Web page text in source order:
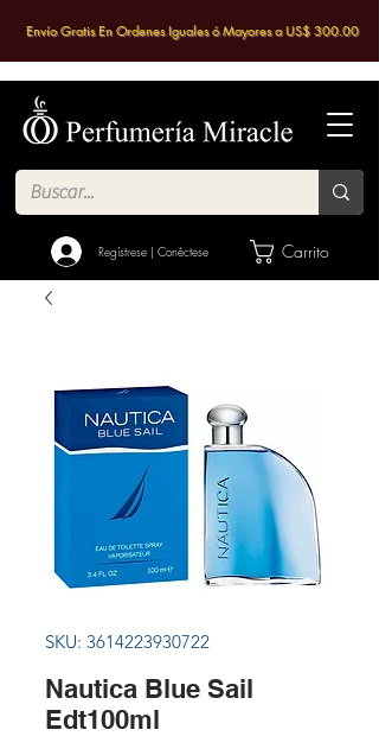
Regístrese | Conéctese Carrito
Envío Gratis En Ordenes Iguales ó Mayores a US$ 300.00
SKU: 3614223930722
Nautica Blue Sail
Edt100ml